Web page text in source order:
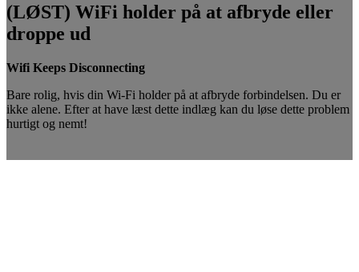
(LØST) WiFi holder på at afbryde eller
droppe ud
Wifi Keeps Disconnecting
Bare rolig, hvis din Wi-Fi holder på at afbryde forbindelsen. Du er
ikke alene. Efter at have læst dette indlæg kan du løse dette problem
hurtigt og nemt!